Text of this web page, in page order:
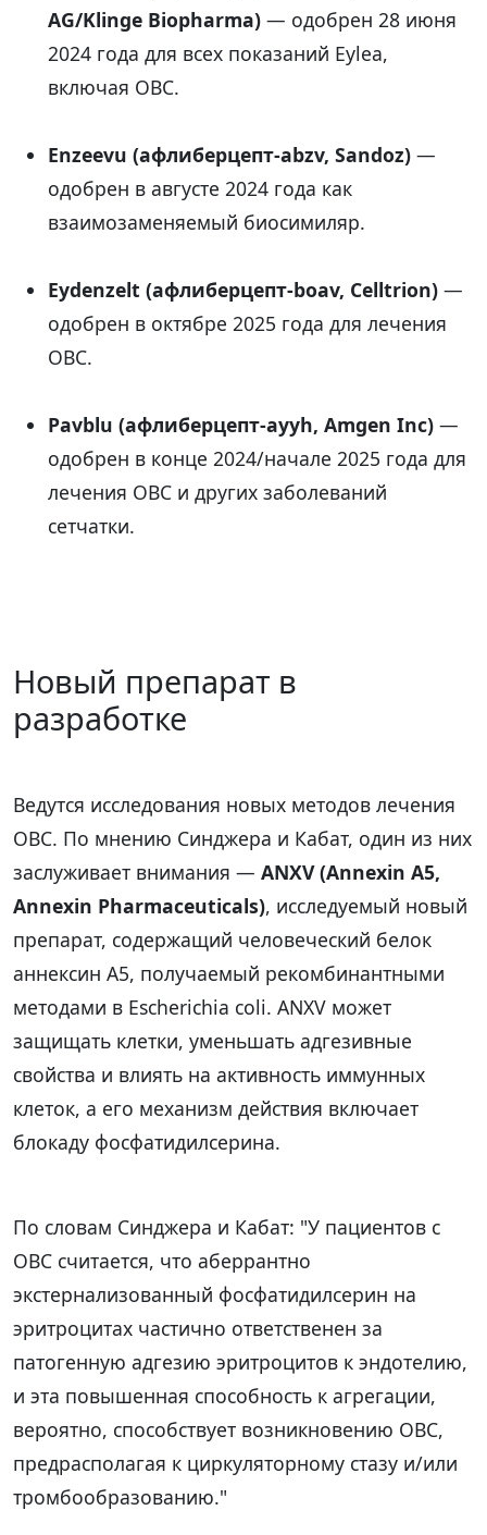
AG/Klinge Biopharma) — одобрен 28 июня
2024 года для всех показаний Eylea,
включая ОВС.
Enzeevu (афлиберцепт-abzv, Sandoz) —
одобрен в августе 2024 года как
взаимозаменяемый биосимиляр.
Eydenzelt (афлиберцепт-boav, Celltrion) —
одобрен в октябре 2025 года для лечения
ОВС.
Pavblu (афлиберцепт-ayyh, Amgen Inc) —
одобрен в конце 2024/начале 2025 года для
лечения ОВС и других заболеваний
сетчатки.
Новый препарат в
разработке
Ведутся исследования новых методов лечения
ОВС. По мнению Синджера и Кабат, один из них
заслуживает внимания — ANXV (Annexin A5,
Annexin Pharmaceuticals), исследуемый новый
препарат, содержащий человеческий белок
аннексин А5, получаемый рекомбинантными
методами в Escherichia coli. ANXV может
защищать клетки, уменьшать адгезивные
свойства и влиять на активность иммунных
клеток, а его механизм действия включает
блокаду фосфатидилсерина.
По словам Синджера и Кабат: "У пациентов с
ОВС считается, что аберрантно
экстернализованный фосфатидилсерин на
эритроцитах частично ответственен за
патогенную адгезию эритроцитов к эндотелию,
и эта повышенная способность к агрегации,
вероятно, способствует возникновению ОВС,
предрасполагая к циркуляторному стазу и/или
тромбообразованию."